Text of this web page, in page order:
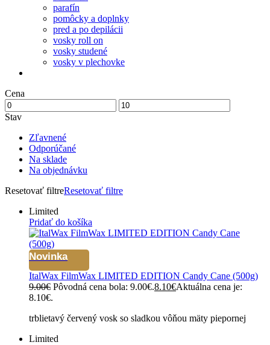
parafín
pomôcky a doplnky
pred a po depilácii
vosky roll on
vosky studené
vosky v plechovke
Cena
Stav
Zľavnené
Odporúčané
Na sklade
Na objednávku
Resetovať filtreResetovať filtre
Limited
Pridať do košíka
Novinka
ItalWax FilmWax LIMITED EDITION Candy Cane (500g)
9.00€ Pôvodná cena bola: 9.00€.8.10€Aktuálna cena je:
8.10€.
trblietavý červený vosk so sladkou vôňou mäty piepornej
Limited